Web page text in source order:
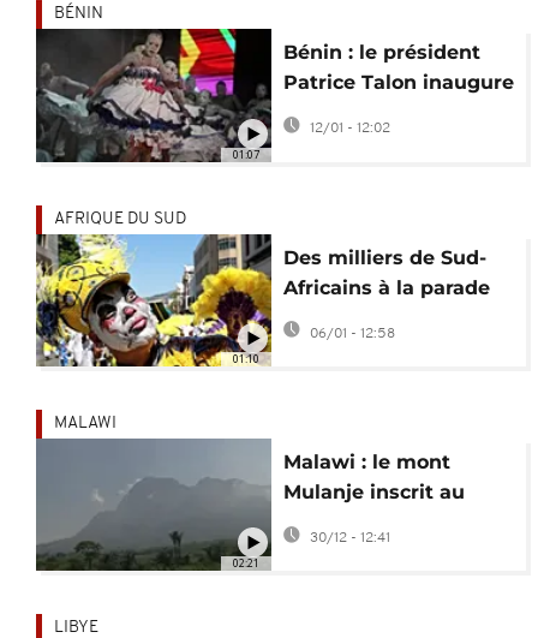
01:07
BÉNIN
Bénin : le président
Patrice Talon inaugure
les Vodun Days à
12/01 - 12:02
01:10
AFRIQUE DU SUD
Des milliers de Sud-
Africains à la parade
annuelle des
ménestrels
06/01 - 12:58
02:21
MALAWI
Malawi : le mont
Mulanje inscrit au
patrimoine mondial
de l’UNESCO
30/12 - 12:41
LIBYE